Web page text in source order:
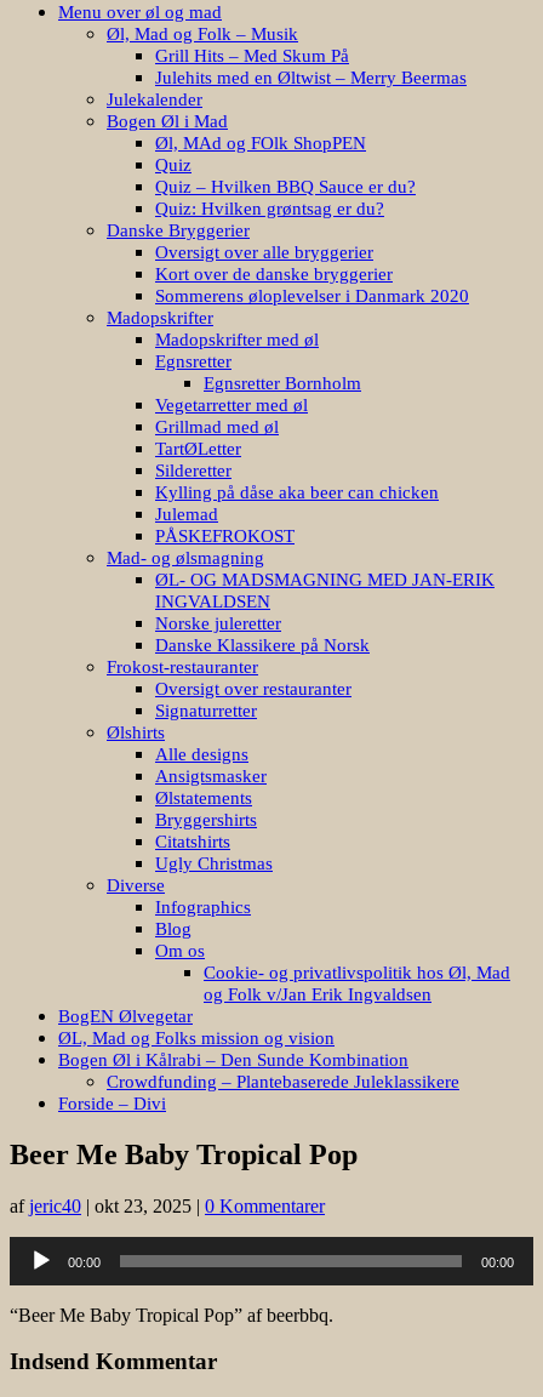
Menu over øl og mad
Øl, Mad og Folk – Musik
Grill Hits – Med Skum På
Julehits med en Øltwist – Merry Beermas
Julekalender
Bogen Øl i Mad
Øl, MAd og FOlk ShopPEN
Quiz
Quiz – Hvilken BBQ Sauce er du?
Quiz: Hvilken grøntsag er du?
Danske Bryggerier
Oversigt over alle bryggerier
Kort over de danske bryggerier
Sommerens øloplevelser i Danmark 2020
Madopskrifter
Madopskrifter med øl
Egnsretter
Egnsretter Bornholm
Vegetarretter med øl
Grillmad med øl
TartØLetter
Silderetter
Kylling på dåse aka beer can chicken
Julemad
PÅSKEFROKOST
Mad- og ølsmagning
ØL- OG MADSMAGNING MED JAN-ERIK
INGVALDSEN
Norske juleretter
Danske Klassikere på Norsk
Frokost-restauranter
Oversigt over restauranter
Signaturretter
Ølshirts
Alle designs
Ansigtsmasker
Ølstatements
Bryggershirts
Citatshirts
Ugly Christmas
Diverse
Infographics
Blog
Om os
Cookie- og privatlivspolitik hos Øl, Mad
og Folk v/Jan Erik Ingvaldsen
BogEN Ølvegetar
ØL, Mad og Folks mission og vision
Bogen Øl i Kålrabi – Den Sunde Kombination
Crowdfunding – Plantebaserede Juleklassikere
Forside – Divi
Beer Me Baby Tropical Pop
afjeric40 | okt 23, 2025 | 0 Kommentarer
Lydafspiller
00:00 00:00
“Beer Me Baby Tropical Pop” af beerbbq.
Indsend Kommentar